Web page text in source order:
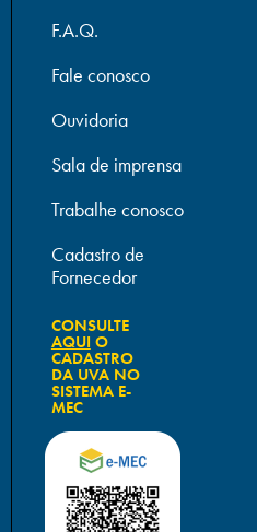
F.A.Q.
Fale conosco
Ouvidoria
Sala de imprensa
Trabalhe conosco
Cadastro de
Fornecedor
CONSULTE
AQUIO
CADASTRO
DA UVA NO
SISTEMA E-
MEC